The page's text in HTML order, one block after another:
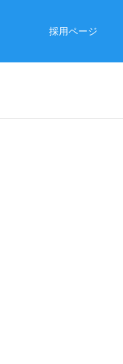
採用ページ